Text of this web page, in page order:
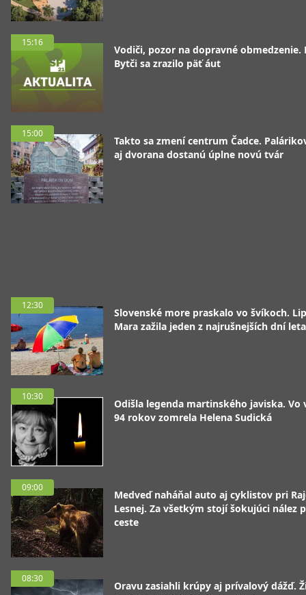
15:16
Vodiči, pozor na dopravné obmedzenie.
Bytči sa zrazilo päť áut
15:00
Takto sa zmení centrum Čadce.
aj dvorana dostanú úplne novú tvár
12:30
Slovenské more praskalo vo švíkoch.
Mara zažila jeden z najrušnejších dní leta
10:30
Odišla legenda martinského javiska. Vo
94 rokov zomrela Helena Sudická
09:00
Medveď naháňal auto aj cyklistov pri
Lesnej. Za všetkým stojí šokujúci nález
ceste
08:30
Oravu zasiahli krúpy aj prívalový dážď.